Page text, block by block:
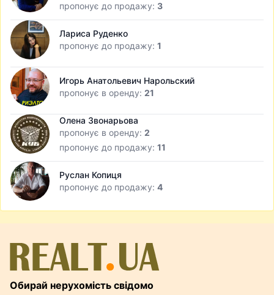
пропонує до продажу: 3
Лариса Руденко
пропонує до продажу: 1
Игорь Анатольевич Нарольский
пропонує в оренду: 21
Олена Звонарьова
пропонує в оренду: 2
пропонує до продажу: 11
Руслан Копиця
пропонує до продажу: 4
Обирай нерухомість свідомо